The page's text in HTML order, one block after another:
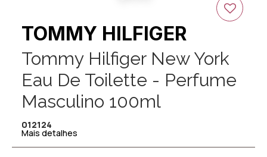
TOMMY HILFIGER
Tommy Hilfiger New York
Eau De Toilette - Perfume
Masculino 100ml
012124
Mais detalhes